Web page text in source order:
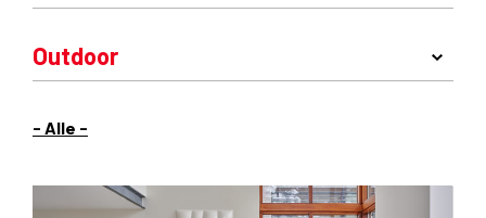
- Alle -
Outdoor